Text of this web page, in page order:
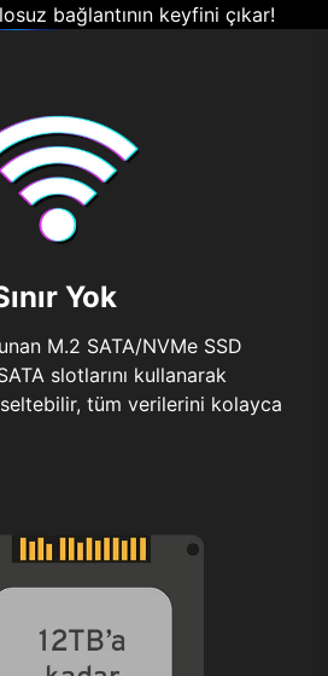
bağlantının keyfini çıkar!
Yok
M.2 SATA/NVMe SSD
slotlarını kullanarak
tüm verilerini kolayca